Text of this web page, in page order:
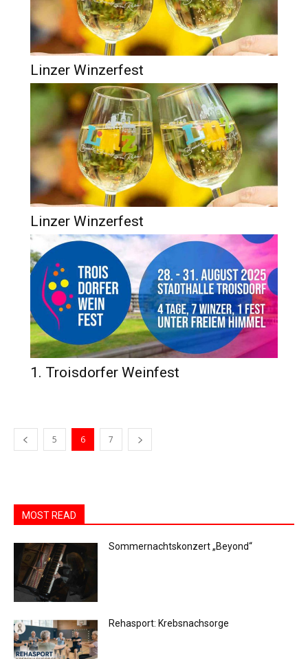
Linzer Winzerfest
Linzer Winzerfest
1. Troisdorfer Weinfest
5 6 7
MOST READ
Sommernachtskonzert „Beyond“
Rehasport: Krebsnachsorge